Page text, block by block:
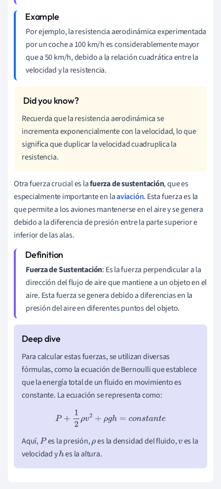
Por ejemplo, la resistencia aerodinámica experimentada
por un coche a 100 km/h es considerablemente mayor
que a 50 km/h, debido a la relación cuadrática entre la
velocidad y la resistencia.
Recuerda que la resistencia aerodinámica se
incrementa exponencialmente con la velocidad, lo que
significa que duplicar la velocidad cuadruplica la
resistencia.
Otra fuerza crucial es lafuerza de sustentación, que es
especialmente importante en laaviación. Esta fuerza es la
que permite a los aviones mantenerse en el aire y se genera
debido a la diferencia de presión entre la parte superior e
inferior de las alas.
Fuerza de Sustentación: Es la fuerza perpendicular a la
dirección del flujo de aire que mantiene a un objeto en el
aire. Esta fuerza se genera debido a diferencias en la
presión del aire en diferentes puntos del objeto.
Para calcular estas fuerzas, se utilizan diversas
fórmulas, como la ecuación de Bernoulli que establece
que la energía total de un fluido en movimiento es
constante. La ecuación se representa como:
P+12ρv 2+ ρgh= co nstante
Aquí,P es la presión,ρes la densidad del fluido,ves la
velocidad yhes la altura.